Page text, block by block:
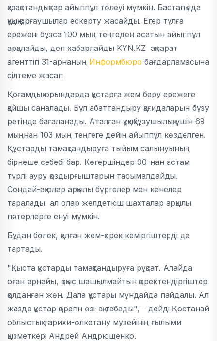
қазақстандықтар айыппұл төлеуі мүмкін. Бастапқыда
құқық қорғаушылар ескерту жасайды. Егер тұлға
ережені бұзса 100 мың теңгеден асатын айыппұл
арқалайды, деп хабарлайды KYN.KZ ақпарат
агенттігі 31-арнаның Информбюро бағдарламасына
сілтеме жасап
Қоғамдық орындарда құстарға жем беру ережеге
қайшы саналады. Бұл абаттандыру қағидаларын бұзу
ретінде бағаланады. Аталған құқықбұзушылық үшін 69
мыңнан 103 мың теңгеге дейін айыппұл көзделген.
Құстарды тамақтандыруға тыйым салынуының
бірнеше себебі бар. Көгершіндер 90-нан астам
түрлі ауру қоздырғыштарын тасымалдайды.
Сондай-ақ олар арқылы бүргелер мен кенелер
таралады, ал олар желдеткіш шахталар арқылы
пәтерлерге енуі мүмкін.
Бұдан бөлек, қалған жем-қорек кеміргіштерді де
тартады.
"Қыста құстарды тамақтандыруға рұқсат. Алайда
оған арнайы, қоқыс шашылмайтын қоректендіргіштер
қолданған жөн. Дала құстары мұндайда пайдалы. Ал
жазда құстар қорегін өзі-ақ табады", – дейді Қостанай
облыстық тарихи-өлкетану музейінің ғылыми
қызметкері Андрей Андрющенко.